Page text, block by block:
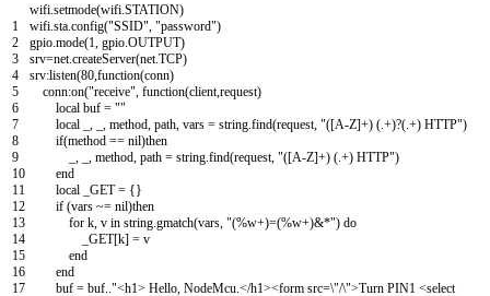
1
2
3
4
5
6
7
8
9
10
11
12
13
14
15
16
17
wifi setmode(wifi STATION)
wifi sta config("SSID" "password")
gpio mode(1 gpio OUTPUT)
srv=net createServer(net TCP)
srv:listen(80 function(conn)
conn:on("receive" function(client request)
local buf = ""
local
method path vars = string find(request "([A-Z]+) (.+)?(.+) HTTP")
if(method == nil)then
method path = string find(request "([A-Z]+) (.+) HTTP")
end
local
_GET = {}
if (vars ~= nil)then
for k v in string gmatch(vars "(%w+)=(%w+)&*") do
_GET[k] = v
end
end
buf = buf "<h1> Hello, NodeMcu.</h1><form src=\"/\">Turn PIN1 <select